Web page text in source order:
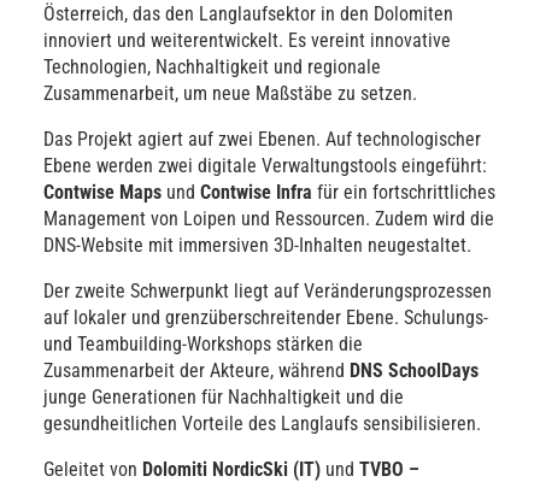
Österreich, das den Langlaufsektor in den Dolomiten
innoviert und weiterentwickelt. Es vereint innovative
Technologien, Nachhaltigkeit und regionale
Zusammenarbeit, um neue Maßstäbe zu setzen.
Das Projekt agiert auf zwei Ebenen. Auf technologischer
Ebene werden zwei digitale Verwaltungstools eingeführt:
Contwise Maps und Contwise Infra für ein fortschrittliches
Management von Loipen und Ressourcen. Zudem wird die
DNS-Website mit immersiven 3D-Inhalten neugestaltet.
Der zweite Schwerpunkt liegt auf Veränderungsprozessen
auf lokaler und grenzüberschreitender Ebene. Schulungs-
und Teambuilding-Workshops stärken die
Zusammenarbeit der Akteure, während DNS SchoolDays
junge Generationen für Nachhaltigkeit und die
gesundheitlichen Vorteile des Langlaufs sensibilisieren.
Geleitet von Dolomiti NordicSki (IT) und TVBO –